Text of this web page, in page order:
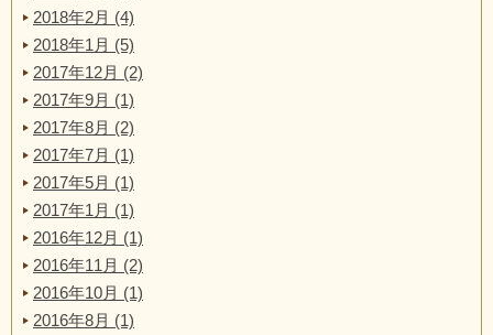
2018年2月 (4)
2018年1月 (5)
2017年12月 (2)
2017年9月 (1)
2017年8月 (2)
2017年7月 (1)
2017年5月 (1)
2017年1月 (1)
2016年12月 (1)
2016年11月 (2)
2016年10月 (1)
2016年8月 (1)